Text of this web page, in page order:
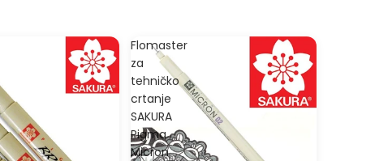
Flomaster
za
tehničko
crtanje
SAKURA
Pigma
Micron